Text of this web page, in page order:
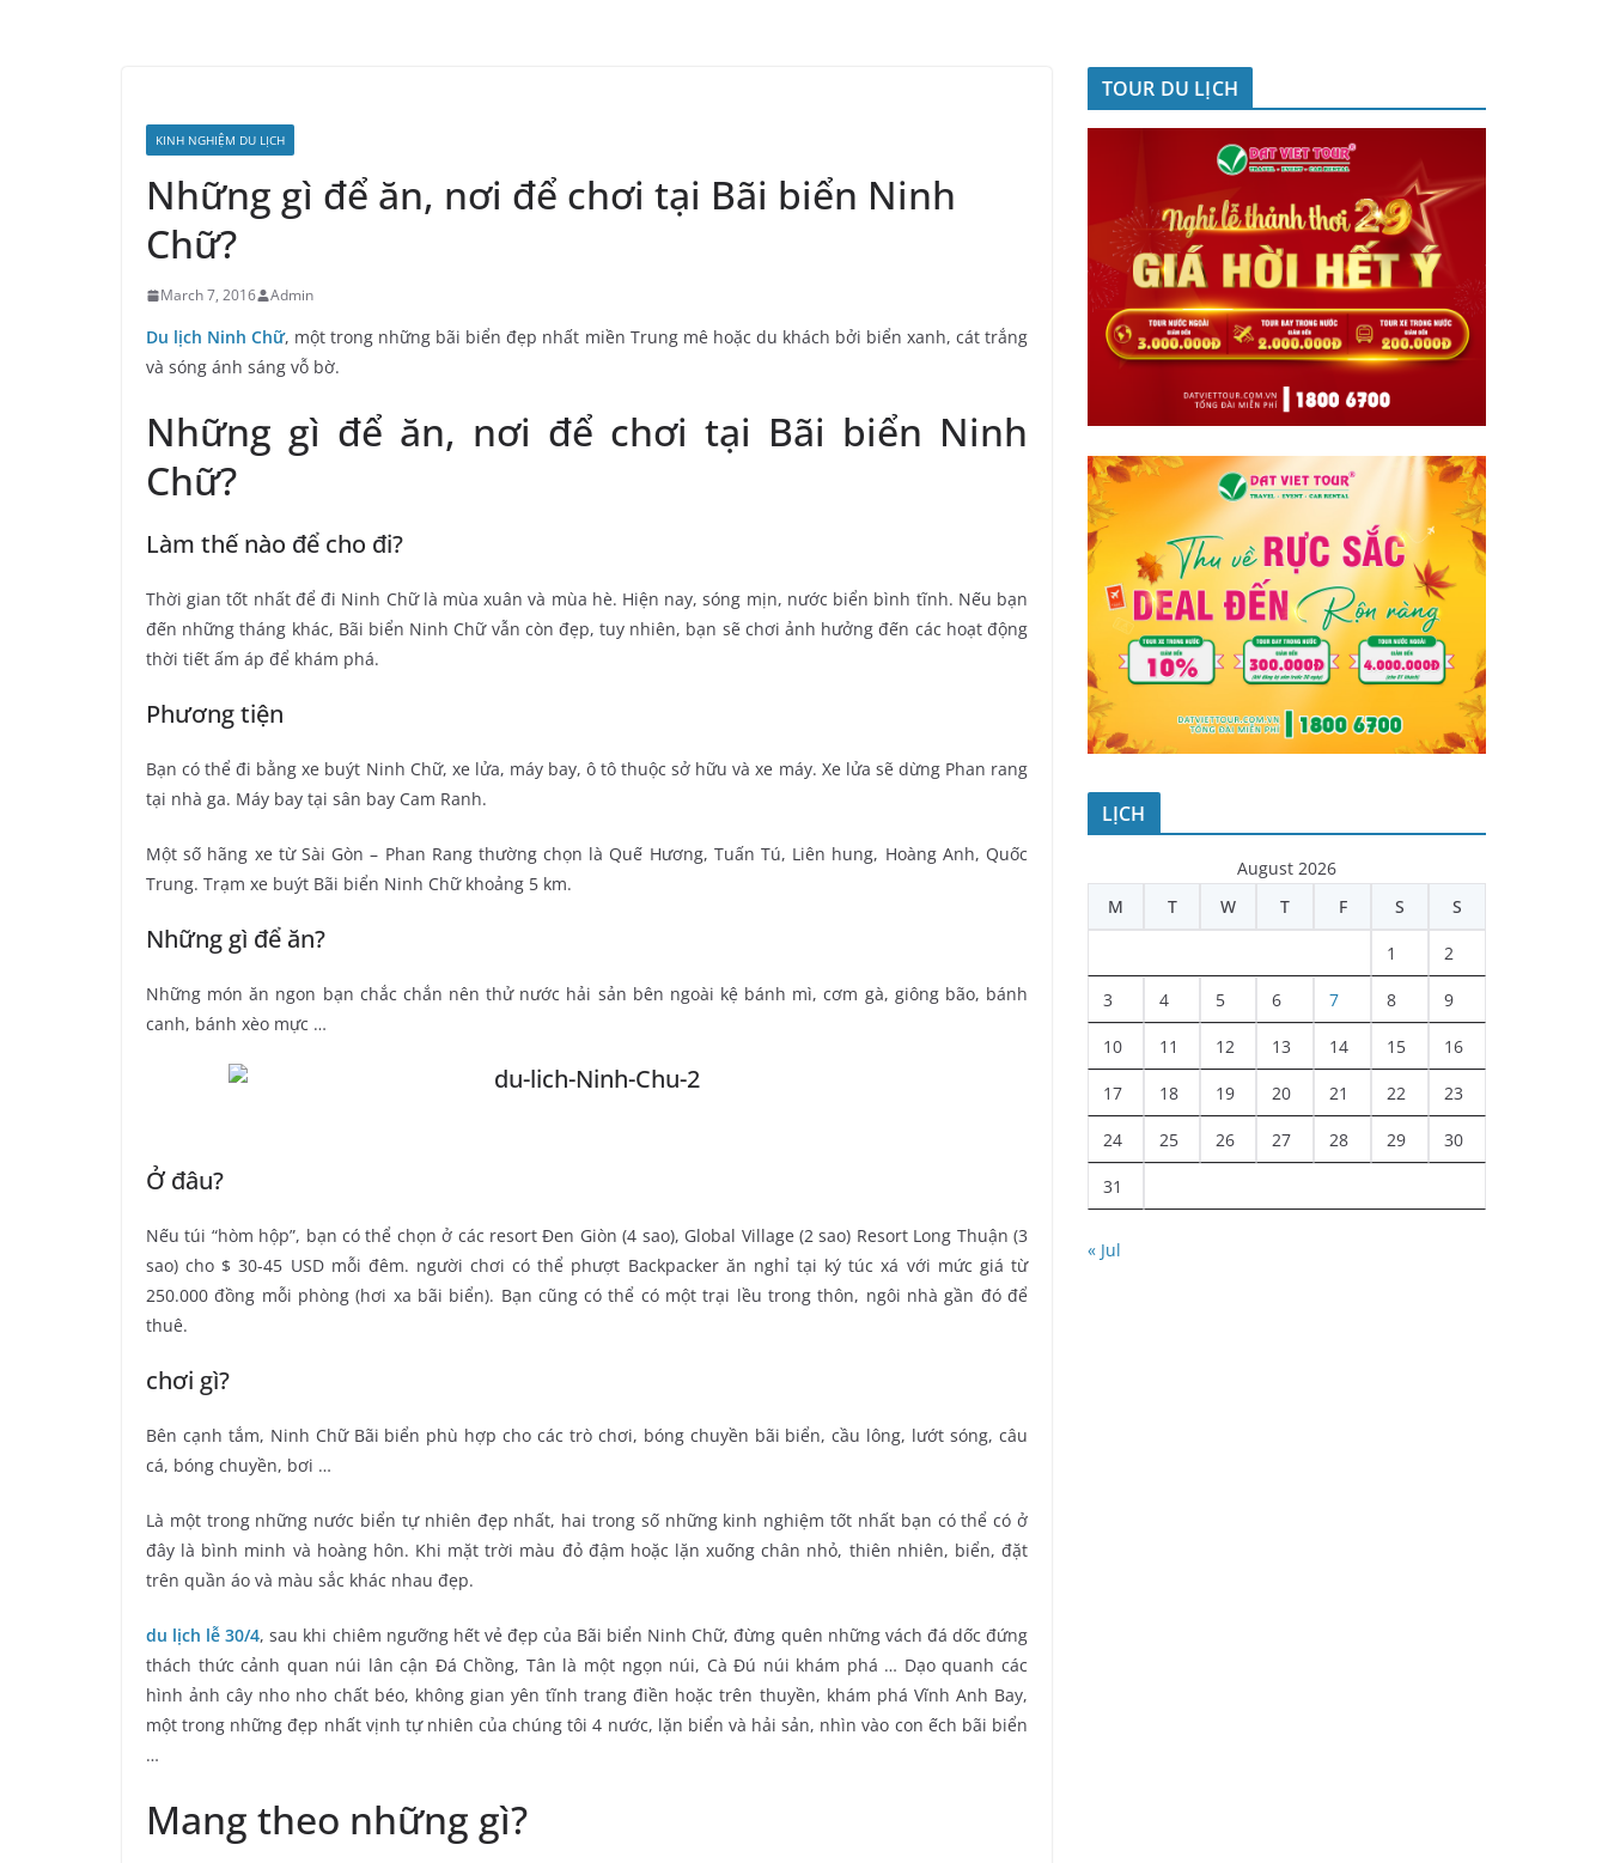
KINH NGHIỆM DU LỊCH
Những gì để ăn, nơi để chơi tại Bãi biển Ninh
Chữ?
March 7, 2016 Admin
Du lịch Ninh Chữ, một trong những bãi biển đẹp nhất miền Trung mê hoặc du khách bởi biển xanh, cát trắng
và sóng ánh sáng vỗ bờ.
Những gì để ăn, nơi để chơi tại Bãi biển Ninh
Chữ?
Làm thế nào để cho đi?
Thời gian tốt nhất để đi Ninh Chữ là mùa xuân và mùa hè. Hiện nay, sóng mịn, nước biển bình tĩnh. Nếu bạn
đến những tháng khác, Bãi biển Ninh Chữ vẫn còn đẹp, tuy nhiên, bạn sẽ chơi ảnh hưởng đến các hoạt động
thời tiết ấm áp để khám phá.
Phương tiện
Bạn có thể đi bằng xe buýt Ninh Chữ, xe lửa, máy bay, ô tô thuộc sở hữu và xe máy. Xe lửa sẽ dừng Phan rang
tại nhà ga. Máy bay tại sân bay Cam Ranh.
Một số hãng xe từ Sài Gòn – Phan Rang thường chọn là Quế Hương, Tuấn Tú, Liên hung, Hoàng Anh, Quốc
Trung. Trạm xe buýt Bãi biển Ninh Chữ khoảng 5 km.
Những gì để ăn?
Những món ăn ngon bạn chắc chắn nên thử nước hải sản bên ngoài kệ bánh mì, cơm gà, giông bão, bánh
canh, bánh xèo mực …
Ở đâu?
Nếu túi “hòm hộp”, bạn có thể chọn ở các resort Đen Giòn (4 sao), Global Village (2 sao) Resort Long Thuận (3
sao) cho $ 30-45 USD mỗi đêm. người chơi có thể phượt Backpacker ăn nghỉ tại ký túc xá với mức giá từ
250.000 đồng mỗi phòng (hơi xa bãi biển). Bạn cũng có thể có một trại lều trong thôn, ngôi nhà gần đó để
thuê.
chơi gì?
Bên cạnh tắm, Ninh Chữ Bãi biển phù hợp cho các trò chơi, bóng chuyền bãi biển, cầu lông, lướt sóng, câu
cá, bóng chuyền, bơi …
Là một trong những nước biển tự nhiên đẹp nhất, hai trong số những kinh nghiệm tốt nhất bạn có thể có ở
đây là bình minh và hoàng hôn. Khi mặt trời màu đỏ đậm hoặc lặn xuống chân nhỏ, thiên nhiên, biển, đặt
trên quần áo và màu sắc khác nhau đẹp.
du lịch lễ 30/4, sau khi chiêm ngưỡng hết vẻ đẹp của Bãi biển Ninh Chữ, đừng quên những vách đá dốc đứng
thách thức cảnh quan núi lân cận Đá Chồng, Tân là một ngọn núi, Cà Đú núi khám phá … Dạo quanh các
hình ảnh cây nho nho chất béo, không gian yên tĩnh trang điền hoặc trên thuyền, khám phá Vĩnh Anh Bay,
một trong những đẹp nhất vịnh tự nhiên của chúng tôi 4 nước, lặn biển và hải sản, nhìn vào con ếch bãi biển
…
Mang theo những gì?
TOUR DU LỊCH
LỊCH
August 2026
M
T W T F S S
1 2
3 4 5 6 7 8 9
10 11 12 13 14 15 16
17 18 19 20 21 22 23
24 25 26 27 28 29 30
31
« Jul